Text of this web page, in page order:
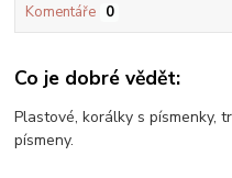
Komentáře 0
Co je dobré vědět:
Plastové, korálky s písmenky,
písmeny.